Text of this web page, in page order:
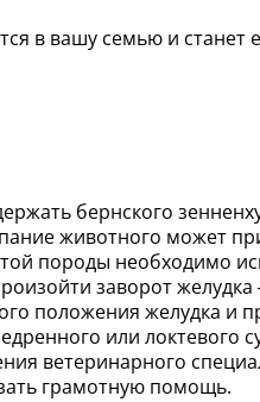
в вашу семью и
бернского
животного может
породы необходимо
заворот
положения желудка и
или локтевого
ветеринарного
грамотную помощь.